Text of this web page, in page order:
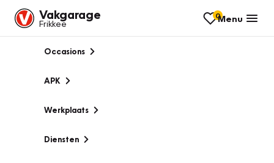
Vakgarage
Frikkee
0Menu
Occasions
APK
Werkplaats
Diensten